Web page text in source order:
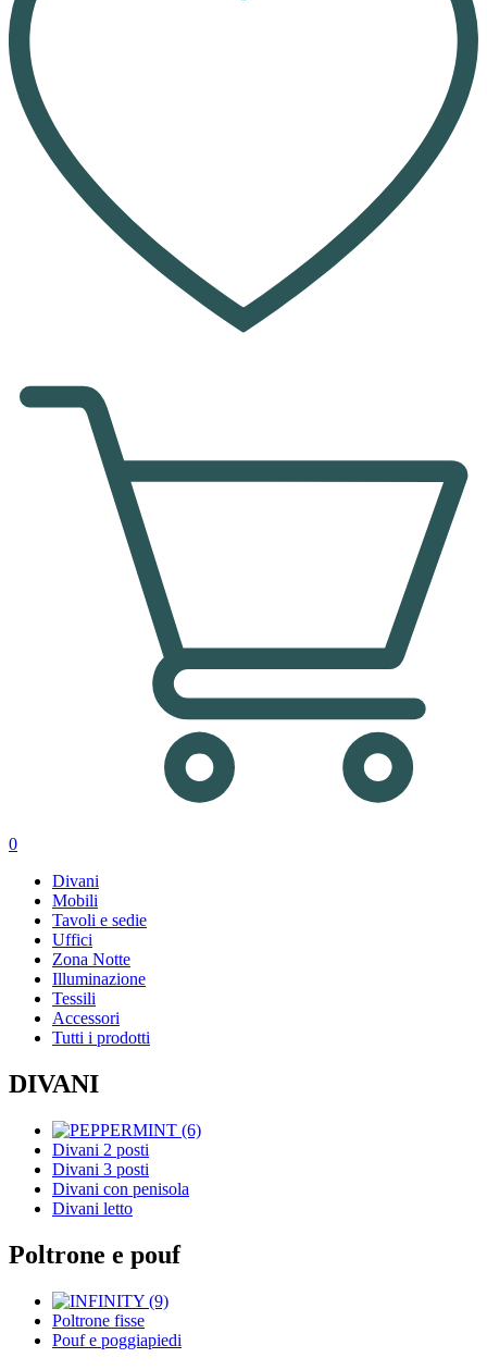
0
Divani
Mobili
Tavoli e sedie
Uffici
Zona Notte
Illuminazione
Tessili
Accessori
Tutti i prodotti
DIVANI
Divani 2 posti
Divani 3 posti
Divani con penisola
Divani letto
Poltrone e pouf
Poltrone fisse
Pouf e poggiapiedi